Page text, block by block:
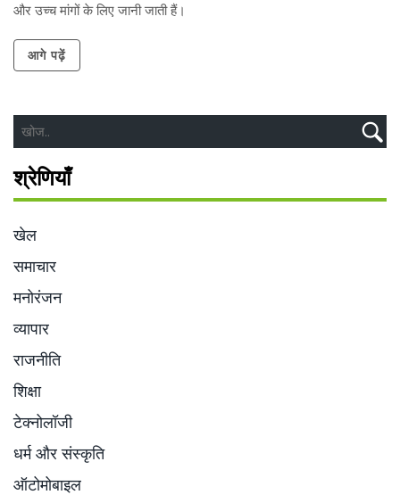
और उच्च मांगों के लिए जानी जाती हैं।
आगे पढ़ें
श्रेणियाँ
खेल
समाचार
मनोरंजन
व्यापार
राजनीति
शिक्षा
टेक्नोलॉजी
धर्म और संस्कृति
ऑटोमोबाइल